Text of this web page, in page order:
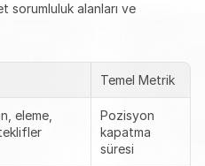
sorumluluk alanları ve
Temel Metrik
eleme,
Pozisyon
kapatma
süresi